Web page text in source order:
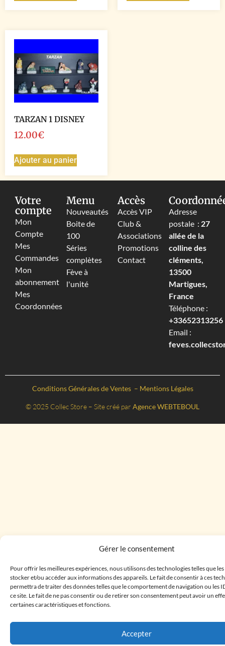
Gérer le consentement
Pour offrir les meilleures expériences, nous utilisons des technologies telles que
stocker et/ou accéder aux informations des appareils. Le fait de consentir à ces
permettra de traiter des données telles que le comportement de navigation ou les
ce site. Le fait de ne pas consentir ou de retirer son consentement peut avoir un
certaines caractéristiques et fonctions.
Accepter
TARZAN 1 DISNEY
12.00€
Ajouter au panier
Votre
compte
Mon
Compte
Mes
Commandes
Mon
abonnement
Mes
Coordonnées
Menu
Nouveautés
Boite de
100
Séries
complètes
Fève à
l'unité
Accès
Accès VIP
Club &
Associations
Promotions
Contact
Adresse
postale : 27
allée de la
colline des
cléments,
13500
Martigues,
France
Téléphone :
+33652313256‬
Email :
Conditions Générales de Ventes – Mentions Légales
© 2025 Collec Store – Site créé par Agence WEBTEBOUL